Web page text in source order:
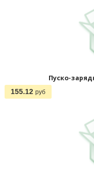
Пуско-
155.12 руб